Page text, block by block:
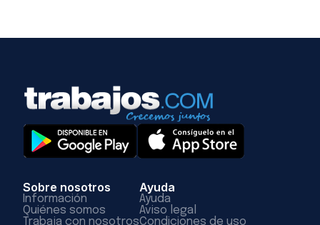
Sobre nosotros
Información
Quiénes somos
Trabaja con nosotros
Ayuda
Ayuda
Aviso legal
Condiciones de uso